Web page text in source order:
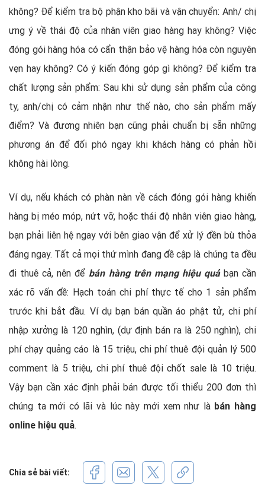
không? Để kiểm tra bộ phận kho bãi và vận chuyển: Anh/ chị
ưng ý về thái độ của nhân viên giao hàng hay không? Việc
đóng gói hàng hóa có cẩn thận bảo vệ hàng hóa còn nguyên
vẹn hay không? Có ý kiến đóng góp gì không? Để kiểm tra
chất lượng sản phẩm: Sau khi sử dụng sản phẩm của công
ty, anh/chị có cảm nhận như thế nào, cho sản phẩm mấy
điểm? Và đương nhiên bạn cũng phải chuẩn bị sẵn những
phương án để đối phó ngay khi khách hàng có phản hồi
không hài lòng.
Ví dụ, nếu khách có phàn nàn về cách đóng gói hàng khiến
hàng bị méo móp, nứt vỡ, hoặc thái độ nhân viên giao hàng,
bạn phải liên hệ ngay với bên giao vận để xử lý đền bù thỏa
đáng ngay. Tất cả mọi thứ mình đang đề cập là chúng ta đều
đi thuê cả, nên để bán hàng trên mạng hiệu quảbạn cần
xác rõ vấn đề: Hạch toán chi phí thực tế cho 1 sản phẩm
trước khi bắt đầu. Ví dụ bạn bán quần áo phật tử, chi phí
nhập xưởng là 120 nghìn, (dự định bán ra là 250 nghìn), chi
phí chạy quảng cáo là 15 triệu, chi phí thuê đội quản lý 500
comment là 5 triệu, chi phí thuê đội chốt sale là 10 triệu.
Vậy bạn cần xác định phải bán được tối thiểu 200 đơn thì
chúng ta mới có lãi và lúc này mới xem như là bán hàng
online hiệu quả.
Chia sẻ bài viết: